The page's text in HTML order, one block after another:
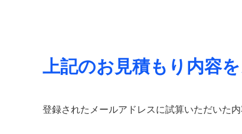
上記のお見積もり内容
登録されたメールアドレスに試算いただいた内